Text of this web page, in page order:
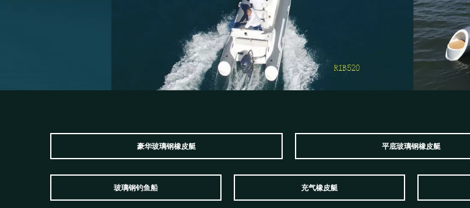
豪华玻璃钢橡皮艇 平底玻璃钢橡皮艇
玻璃钢钓鱼船 充气橡皮艇